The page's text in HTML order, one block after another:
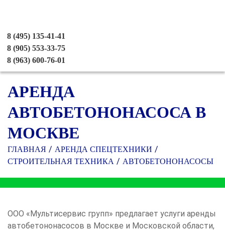
8 (495) 135-41-41
8 (905) 553-33-75
8 (963) 600-76-01
АРЕНДА
АВТОБЕТОНОНАСОСА В
МОСКВЕ
ГЛАВНАЯ
АРЕНДА СПЕЦТЕХНИКИ
СТРОИТЕЛЬНАЯ ТЕХНИКА
АВТОБЕТОНОНАСОСЫ
ООО «Мультисервис групп» предлагает услуги аренды
автобетононасосов в Москве и Московской области,